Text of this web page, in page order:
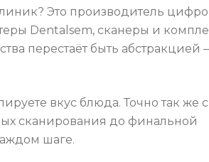
Это производитель
Dentalsem, сканеры и
перестаёт быть абстракцией
вкус блюда. Точно так же с
сканирования до финальной
шаге.